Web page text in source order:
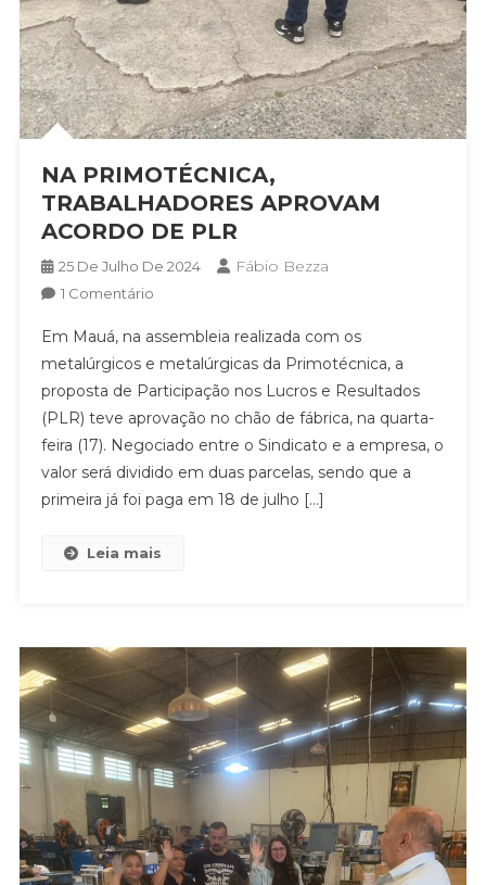
NA PRIMOTÉCNICA,
TRABALHADORES APROVAM
ACORDO DE PLR
25 De Julho De 2024 Fábio Bezza
1 ComentárioEm
PRIMOTÉCNICA,
TRABALHADORES
APROVAM
ACORDO
DE
PLR
Em Mauá, na assembleia realizada com os
metalúrgicos e metalúrgicas da Primotécnica, a
proposta de Participação nos Lucros e Resultados
(PLR) teve aprovação no chão de fábrica, na quarta-
feira (17). Negociado entre o Sindicato e a empresa, o
valor será dividido em duas parcelas, sendo que a
primeira já foi paga em 18 de julho […]
Leia mais